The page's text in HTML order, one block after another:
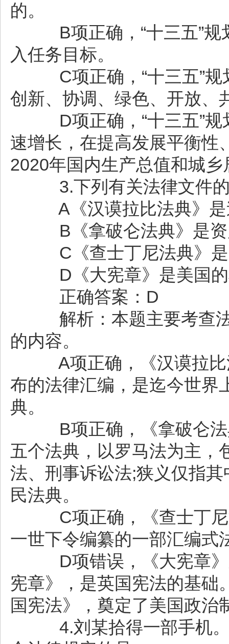
的。
B项正确，“十三五”规
入任务目标。
C项正确，“十三五”规
创新、协调、绿色、开放、
D项正确，“十三五”规
速增长，在提高发展平衡性
2020年国内生产总值和城
3.下列有关法律文件的
A《汉谟拉比法典》是
B《拿破仑法典》是资
C《查士丁尼法典》是
D《大宪章》是美国的
正确答案：D
解析：本题主要考查法
的内容。
A项正确，《汉谟拉比
布的法律汇编，是迄今世界
典。
B项正确，《拿破仑法
五个法典，以罗马法为主，
法、刑事诉讼法;狭义仅指
民法典。
C项正确，《查士丁尼
一世下令编纂的一部汇编式
D项错误，《大宪章》
宪章》，是英国宪法的基础
国宪法》，奠定了美国政治
4.刘某拾得一部手机。